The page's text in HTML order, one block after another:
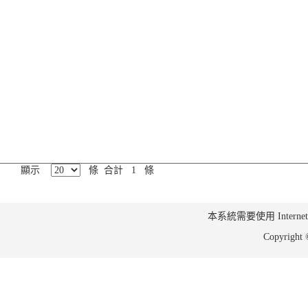
顯示 條 合計 1 條
本系統需要使用
Copyright